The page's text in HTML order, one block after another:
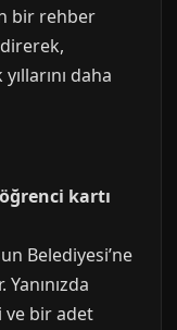
bir rehber
daha
kartı
Belediyesi’ne
bir adet